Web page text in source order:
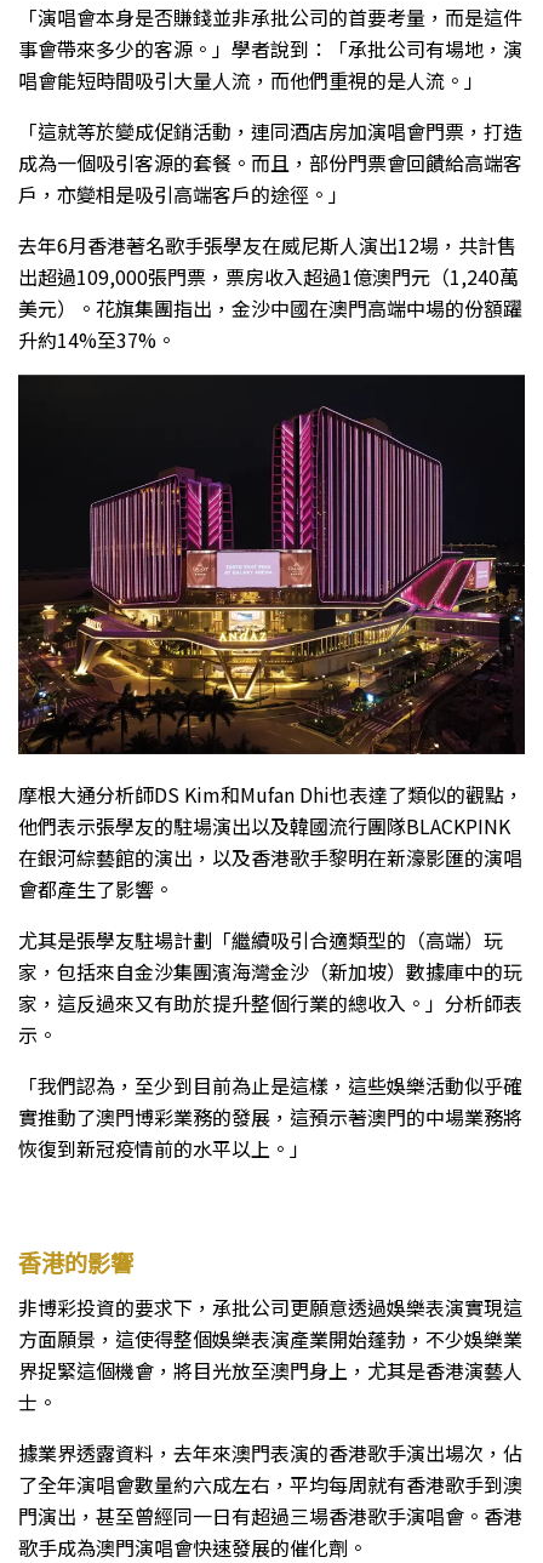
「演唱會本身是否賺錢並非承批公司的首要考量，而是這件
事會帶來多少的客源。」學者說到：「承批公司有場地，演
唱會能短時間吸引大量人流，而他們重視的是人流。」
「這就等於變成促銷活動，連同酒店房加演唱會門票，打造
成為一個吸引客源的套餐。而且，部份門票會回饋給高端客
戶，亦變相是吸引高端客戶的途徑。」
去年6月香港著名歌手張學友在威尼斯人演出12場，共計售
出超過109,000張門票，票房收入超過1億澳門元（1,240萬
美元）。花旗集團指出，金沙中國在澳門高端中場的份額躍
升約14%至37%。
摩根大通分析師DS Kim和Mufan Dhi也表達了類似的觀點，
他們表示張學友的駐場演出以及韓國流行團隊BLACKPINK
在銀河綜藝館的演出，以及香港歌手黎明在新濠影匯的演唱
會都產生了影響。
尤其是張學友駐場計劃「繼續吸引合適類型的（高端）玩
家，包括來自金沙集團濱海灣金沙（新加坡）數據庫中的玩
家，這反過來又有助於提升整個行業的總收入。」分析師表
示。
「我們認為，至少到目前為止是這樣，這些娛樂活動似乎確
實推動了澳門博彩業務的發展，這預示著澳門的中場業務將
恢復到新冠疫情前的水平以上。」
香港的影響
非博彩投資的要求下，承批公司更願意透過娛樂表演實現這
方面願景，這使得整個娛樂表演產業開始蓬勃，不少娛樂業
界捉緊這個機會，將目光放至澳門身上，尤其是香港演藝人
士。
據業界透露資料，去年來澳門表演的香港歌手演出場次，佔
了全年演唱會數量約六成左右，平均每周就有香港歌手到澳
門演出，甚至曾經同一日有超過三場香港歌手演唱會。香港
歌手成為澳門演唱會快速發展的催化劑。